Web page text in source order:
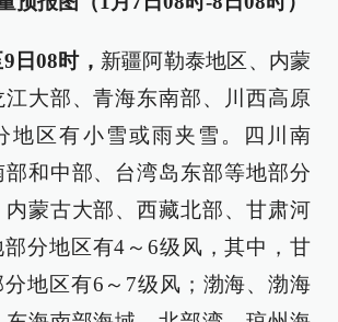
日08时， 新疆阿勒泰地区、内蒙
大部、青海东南部、川西高原
地区有小雪或雨夹雪。四川南
和中部、台湾岛东部等地部分
蒙古大部、西藏北部、甘肃河
分地区有4～6级风，其中，甘
地区有6～7级风；渤海、渤海